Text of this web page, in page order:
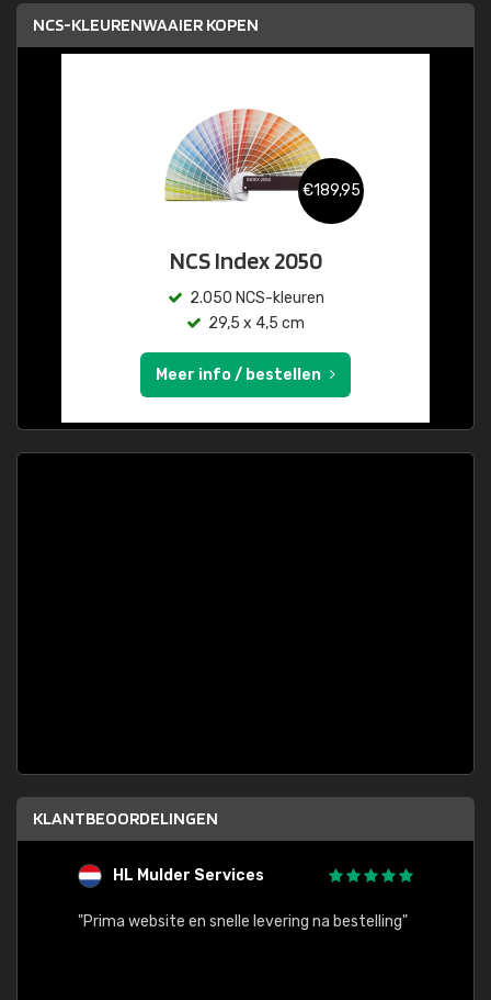
NCS-KLEURENWAAIER KOPEN
€189,95
NCS Index 2050
2.050 NCS-kleuren
29,5 x 4,5 cm
Meer info / bestellen
KLANTBEOORDELINGEN
HL Mulder Services
"Prima website en snelle levering na bestelling"